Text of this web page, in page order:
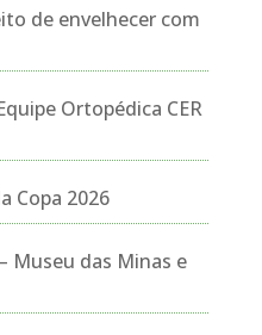
de envelhecer com
Ortopédica CER
Copa 2026
Museu das Minas e